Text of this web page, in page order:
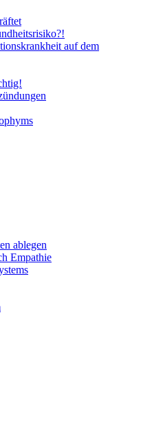
auf dem
ablegen
Empathie